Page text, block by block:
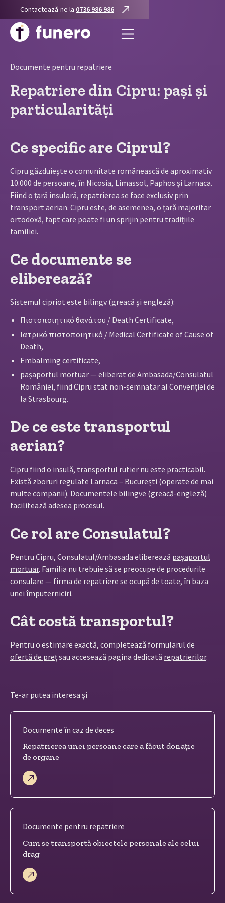
Contactează-ne la 0736 986 986
Documente pentru repatriere
Repatriere din Cipru: pași și
particularități
Ce specific are Ciprul?
Cipru găzduiește o comunitate românească de aproximativ
10.000 de persoane, în Nicosia, Limassol, Paphos și Larnaca.
Fiind o țară insulară, repatrierea se face exclusiv prin
transport aerian. Cipru este, de asemenea, o țară majoritar
ortodoxă, fapt care poate fi un sprijin pentru tradițiile
familiei.
Ce documente se
eliberează?
Sistemul cipriot este bilingv (greacă și engleză):
Πιστοποιητικό θανάτου / Death Certificate,
Ιατρικό πιστοποιητικό / Medical Certificate of Cause of
Death,
Embalming certificate,
pașaportul mortuar — eliberat de Ambasada/Consulatul
României, fiind Cipru stat non-semnatar al Convenției de
la Strasbourg.
De ce este transportul
aerian?
Cipru fiind o insulă, transportul rutier nu este practicabil.
Există zboruri regulate Larnaca – București (operate de mai
multe companii). Documentele bilingve (greacă-engleză)
facilitează adesea procesul.
Ce rol are Consulatul?
Pentru Cipru, Consulatul/Ambasada eliberează pașaportul
mortuar. Familia nu trebuie să se preocupe de procedurile
consulare — firma de repatriere se ocupă de toate, în baza
unei împuterniciri.
Cât costă transportul?
Pentru o estimare exactă, completează formularul de
ofertă de prețsau accesează pagina dedicată repatrierilor.
Te-ar putea interesa și
Documente în caz de deces
Repatrierea unei persoane care a făcut donație
de organe
Documente pentru repatriere
Cum se transportă obiectele personale ale celui
drag